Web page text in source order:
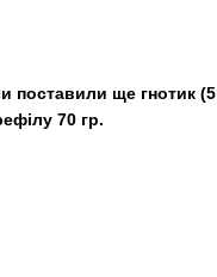
поставили ще гнотик (5
70 гр.